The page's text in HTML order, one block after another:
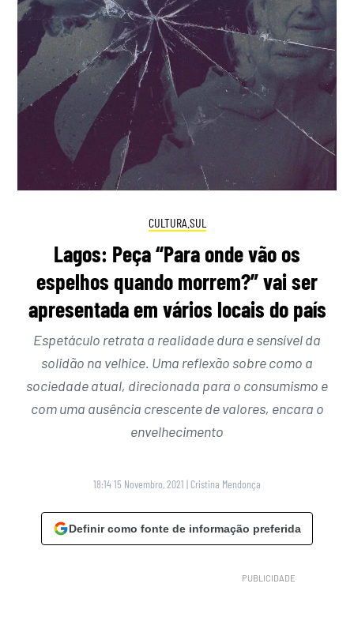
CULTURA.SUL
Lagos: Peça “Para onde vão os
espelhos quando morrem?” vai ser
apresentada em vários locais do país
Espetáculo retrata a realidade dura e sensível da
solidão na velhice. Uma reflexão sobre como a
sociedade atual, direcionada para o consumismo e
com uma ausência crescente de valores, encara o
envelhecimento
18:14 15 Novembro, 2021 | Cristina Mendonça
Definir como fonte de informação preferida